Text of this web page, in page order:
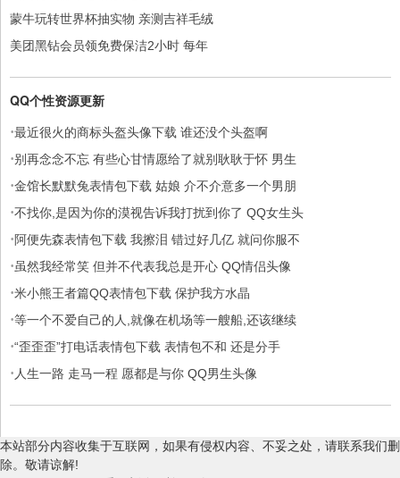
蒙牛玩转世界杯抽实物 亲测吉祥毛绒
美团黑钻会员领免费保洁2小时 每年
QQ个性资源更新
·最近很火的商标头盔头像下载 谁还没个头盔啊
·别再念念不忘 有些心甘情愿给了就别耿耿于怀 男生
·金馆长默默兔表情包下载 姑娘 介不介意多一个男朋
·不找你,是因为你的漠视告诉我打扰到你了 QQ女生头
·阿便先森表情包下载 我擦泪 错过好几亿 就问你服不
·虽然我经常笑 但并不代表我总是开心 QQ情侣头像
·米小熊王者篇QQ表情包下载 保护我方水晶
·等一个不爱自己的人,就像在机场等一艘船,还该继续
·“歪歪歪”打电话表情包下载 表情包不和 还是分手
· 人生一路 走马一程 愿都是与你 QQ男生头像
本站部分内容收集于互联网，如果有侵权内容、不妥之处，请联系我们删
除。敬请谅解!